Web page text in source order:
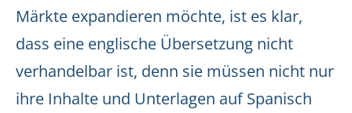
Märkte expandieren möchte, ist es klar,
dass eine englische Übersetzung nicht
verhandelbar ist, denn sie müssen nicht nur
ihre Inhalte und Unterlagen auf Spanisch